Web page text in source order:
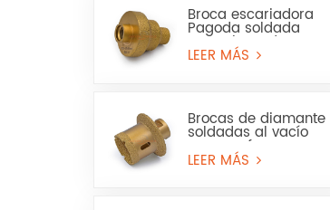
Broca escariadora
Pagoda soldada
para sierra de
corona para mármol
LEER MÁS
Brocas de diamante
soldadas al vacío
para perforar
baldosas de
LEER MÁS